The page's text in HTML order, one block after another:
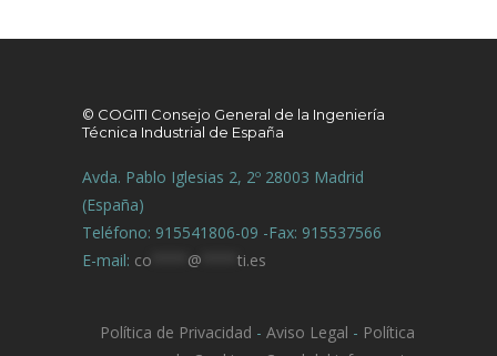
© COGITI Consejo General de la Ingeniería
Técnica Industrial de España
Avda. Pablo Iglesias 2, 2º 28003 Madrid
(España)
Teléfono: 915541806-09 -Fax: 915537566
E-mail: co @ ti.es
Política de Privacidad - Aviso Legal - Política